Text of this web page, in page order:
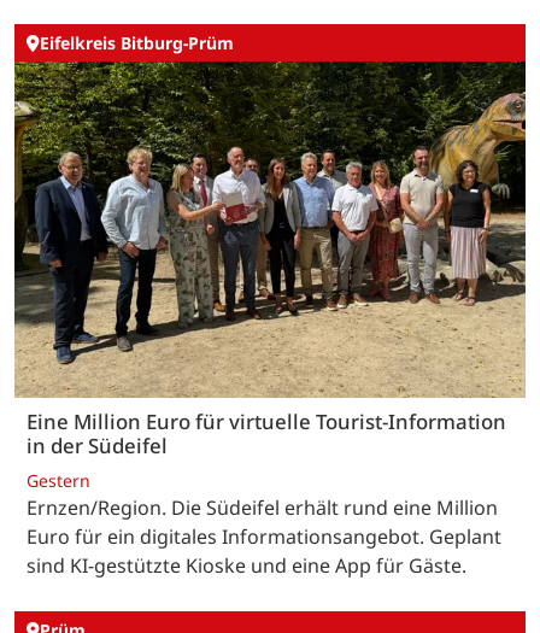
Eifelkreis Bitburg-Prüm
Eine Million Euro für virtuelle Tourist-Information
in der Südeifel
Gestern
Ernzen/Region. Die Südeifel erhält rund eine Million
Euro für ein digitales Informationsangebot. Geplant
sind KI-gestützte Kioske und eine App für Gäste.